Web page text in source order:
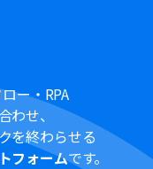
です。無料トライア
ことができます。
ンで、レコード追加
形式に沿って設定を
の入力形式が選択式
ない値や異なる言
でご注意くださ
60分の間隔で起動
ー・RPA
わせ、
を終わらせる
フォームです。